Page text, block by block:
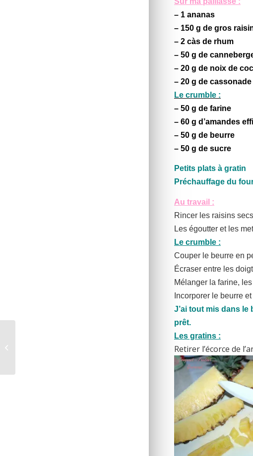
– 1 ananas
– 150 g de gros
– 2 càs de rhum
– 50 g de
– 20 g de noix de
– 20 g de cassonade
Le crumble :
– 50 g de farine
– 60 g d’amandes
– 50 g de beurre
– 50 g de sucre
Petits plats à gratin
Préchauffage du
Au travail :
Rincer les raisins
Les égoutter et les
Le crumble :
Couper le beurre en
Écraser entre les
Mélanger la farine,
Incorporer le beurre
J’ai tout mis dans
prêt.
Les gratins :
Retirer l’écorce de